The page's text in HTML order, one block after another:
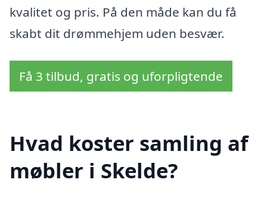
kvalitet og pris. På den måde kan du få
skabt dit drømmehjem uden besvær.
Få 3 tilbud, gratis og uforpligtende
Hvad koster samling af
møbler i Skelde?